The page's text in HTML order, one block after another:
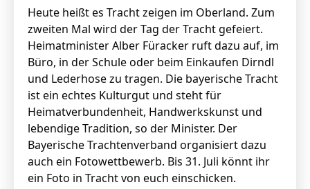
Heute heißt es Tracht zeigen im Oberland. Zum
zweiten Mal wird der Tag der Tracht gefeiert.
Heimatminister Alber Füracker ruft dazu auf, im
Büro, in der Schule oder beim Einkaufen Dirndl
und Lederhose zu tragen. Die bayerische Tracht
ist ein echtes Kulturgut und steht für
Heimatverbundenheit, Handwerkskunst und
lebendige Tradition, so der Minister. Der
Bayerische Trachtenverband organisiert dazu
auch ein Fotowettbewerb. Bis 31. Juli könnt ihr
ein Foto in Tracht von euch einschicken.